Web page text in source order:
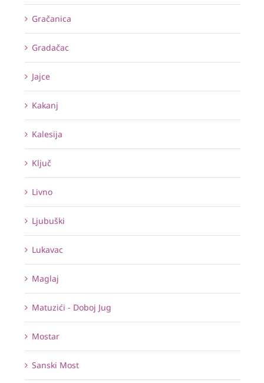
Gračanica
Gradačac
Jajce
Kakanj
Kalesija
Ključ
Livno
Ljubuški
Lukavac
Maglaj
Matuzići - Doboj Jug
Mostar
Sanski Most